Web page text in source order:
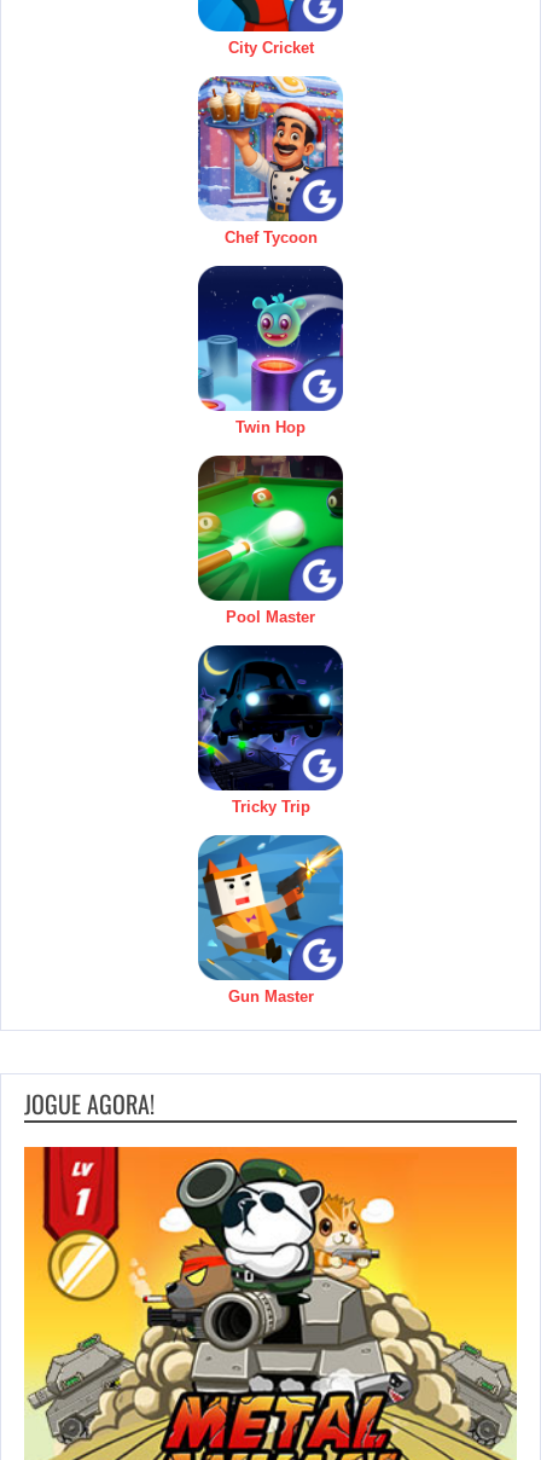
City Cricket
Chef Tycoon
Twin Hop
Pool Master
Tricky Trip
Gun Master
JOGUE AGORA!